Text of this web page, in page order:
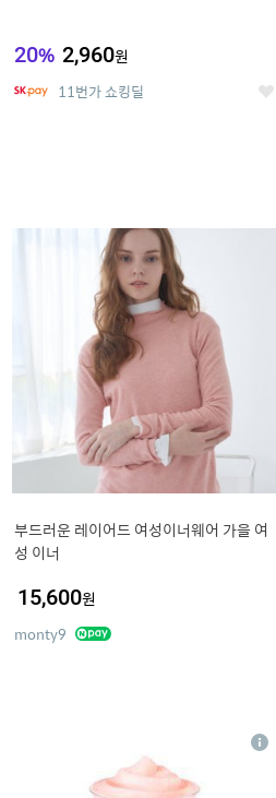
20% 2,960원
11번가 쇼킹딜 좋
부드러운 레이어드 여성이너웨어 가을 여
성 이너
15,600원
monty9
상